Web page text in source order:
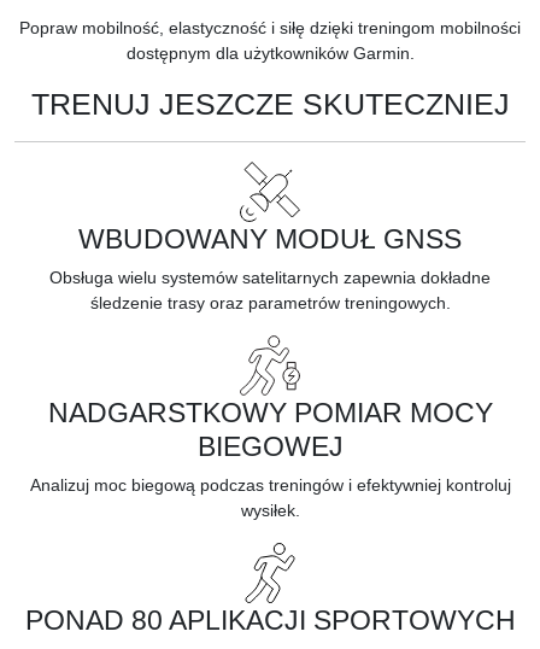
Popraw mobilność, elastyczność i siłę dzięki treningom mobilności
dostępnym dla użytkowników Garmin.
TRENUJ JESZCZE SKUTECZNIEJ
WBUDOWANY MODUŁ GNSS
Obsługa wielu systemów satelitarnych zapewnia dokładne
śledzenie trasy oraz parametrów treningowych.
NADGARSTKOWY POMIAR MOCY
BIEGOWEJ
Analizuj moc biegową podczas treningów i efektywniej kontroluj
wysiłek.
PONAD 80 APLIKACJI SPORTOWYCH